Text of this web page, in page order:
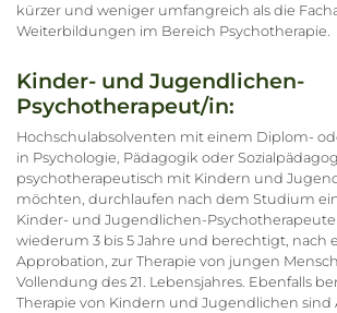
kürzer und weniger umfangreich als die
Weiterbildungen im Bereich Psychotherapie.
Kinder- und Jugendlichen-
Psychotherapeut/in:
Hochschulabsolventen mit einem Diplom-
in Psychologie, Pädagogik oder
psychotherapeutisch mit Kindern und
möchten, durchlaufen nach dem Studium
Kinder- und Jugendlichen-
wiederum 3 bis 5 Jahre und berechtigt, nach
Approbation, zur Therapie von jungen
Vollendung des 21. Lebensjahres. Ebenfalls
Therapie von Kindern und Jugendlichen sind